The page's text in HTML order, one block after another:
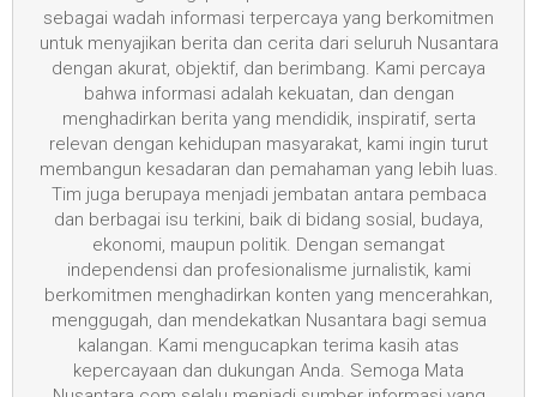
sebagai wadah informasi terpercaya yang berkomitmen
untuk menyajikan berita dan cerita dari seluruh Nusantara
dengan akurat, objektif, dan berimbang. Kami percaya
bahwa informasi adalah kekuatan, dan dengan
menghadirkan berita yang mendidik, inspiratif, serta
relevan dengan kehidupan masyarakat, kami ingin turut
membangun kesadaran dan pemahaman yang lebih luas.
Tim juga berupaya menjadi jembatan antara pembaca
dan berbagai isu terkini, baik di bidang sosial, budaya,
ekonomi, maupun politik. Dengan semangat
independensi dan profesionalisme jurnalistik, kami
berkomitmen menghadirkan konten yang mencerahkan,
menggugah, dan mendekatkan Nusantara bagi semua
kalangan. Kami mengucapkan terima kasih atas
kepercayaan dan dukungan Anda. Semoga Mata